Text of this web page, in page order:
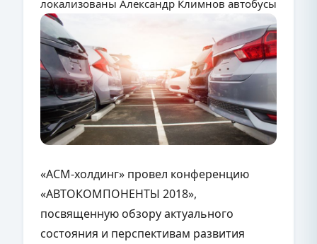
локализованы Александр Климнов автобусы
«АСМ-холдинг» провел конференцию
«АВТОКОМПОНЕНТЫ 2018»,
посвященную обзору актуального
состояния и перспективам развития